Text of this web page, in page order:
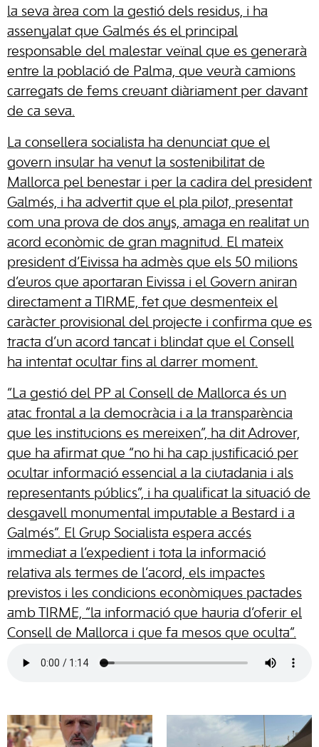
la seva àrea com la gestió dels residus, i ha
assenyalat que Galmés és el principal
responsable del malestar veïnal que es generarà
entre la població de Palma, que veurà camions
carregats de fems creuant diàriament per davant
de ca seva.
La consellera socialista ha denunciat que el
govern insular ha venut la sostenibilitat de
Mallorca pel benestar i per la cadira del president
Galmés, i ha advertit que el pla pilot, presentat
com una prova de dos anys, amaga en realitat un
acord econòmic de gran magnitud. El mateix
president d’Eivissa ha admès que els 50 milions
d’euros que aportaran Eivissa i el Govern aniran
directament a TIRME, fet que desmenteix el
caràcter provisional del projecte i confirma que es
tracta d’un acord tancat i blindat que el Consell
ha intentat ocultar fins al darrer moment.
“La gestió del PP al Consell de Mallorca és un
atac frontal a la democràcia i a la transparència
que les institucions es mereixen”, ha dit Adrover,
que ha afirmat que “no hi ha cap justificació per
ocultar informació essencial a la ciutadania i als
representants públics”, i ha qualificat la situació de
desgavell monumental imputable a Bestard i a
Galmés”. El Grup Socialista espera accés
immediat a l’expedient i tota la informació
relativa als termes de l’acord, els impactes
previstos i les condicions econòmiques pactades
amb TIRME, “la informació que hauria d’oferir el
Consell de Mallorca i que fa mesos que oculta”.